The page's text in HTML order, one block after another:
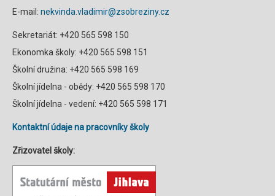
E-mail: nekvinda.vladimir@zsobreziny.cz
Sekretariát: +420 565 598 150
Ekonomka školy: +420 565 598 151
Školní družina: +420 565 598 169
Školní jídelna - obědy: +420 565 598 170
Školní jídelna - vedení: +420 565 598 171
Kontaktní údaje na pracovníky školy
Zřizovatel školy: